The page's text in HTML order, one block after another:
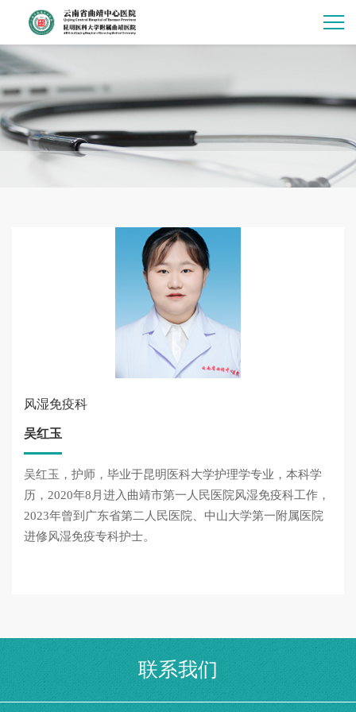
风湿免疫科
吴红玉
吴红玉，护师，毕业于昆明医科大学护理学专业，本科学
历，2020年8月进入曲靖市第一人民医院风湿免疫科工作，
2023年曾到广东省第二人民医院、中山大学第一附属医院
进修风湿免疫专科护士。
联系我们